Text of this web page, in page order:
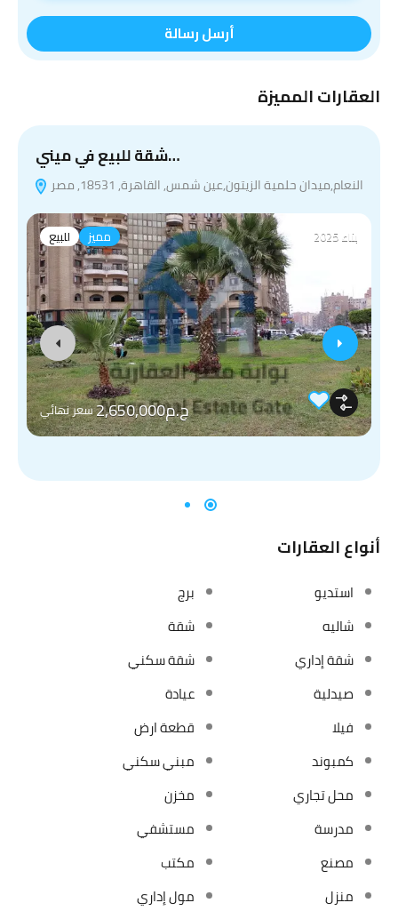
أرسل رسالة
العقارات المميزة
شقة للبيع في ميني…
النعام,ميدان حلمية الزيتون,عين شمس, القاهرة, 18531, مصر
للبيع مميز بناء 2025
ج.م2,650,000
سعر نهائي
أنواع العقارات
استديو
برج
شاليه
شقة
شقة إداري
شقة سكني
صيدلية
عيادة
فيلا
قطعة ارض
كمبوند
مبني سكني
محل تجاري
مخزن
مدرسة
مستشفي
مصنع
مكتب
منزل
مول إداري